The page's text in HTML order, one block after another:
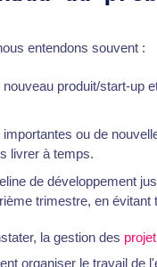
entendons souvent :
produit/start-up
ou de
livrer à temps.
de développement
trimestre, en
la gestion des projet
organiser le travail de